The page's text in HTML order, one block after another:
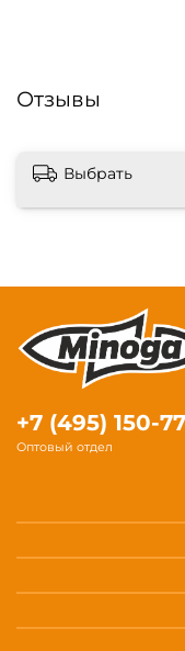
Отзывы
Выбрать
+7 (495) 150-
Оптовый отдел